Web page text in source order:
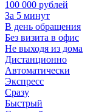
100 000 рублей
За 5 минут
В день обращения
Без визита в офис
Не выходя из дома
Дистанционно
Автоматически
Экспресс
Сразу
Быстрый